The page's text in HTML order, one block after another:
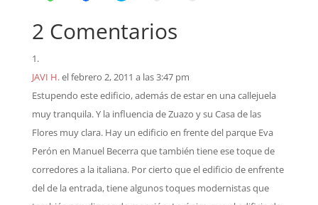
2 Comentarios
JAVI H.el febrero 2, 2011 a las 3:47 pm
Estupendo este edificio, además de estar en una callejuela
muy tranquila. Y la influencia de Zuazo y su Casa de las
Flores muy clara. Hay un edificio en frente del parque Eva
Perón en Manuel Becerra que también tiene ese toque de
corredores a la italiana. Por cierto que el edificio de enfrente
del de la entrada, tiene algunos toques modernistas que